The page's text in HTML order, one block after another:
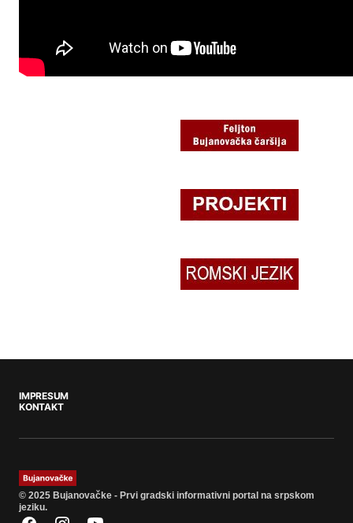
IMPRESUM
KONTAKT
© 2025 Bujanovačke - Prvi gradski informativni portal na srpskom
jeziku.